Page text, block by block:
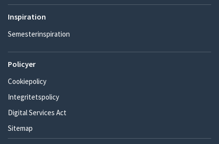
Inspiration
Semesterinspiration
Policyer
Cookiepolicy
Integritetspolicy
Digital Services Act
Sitemap